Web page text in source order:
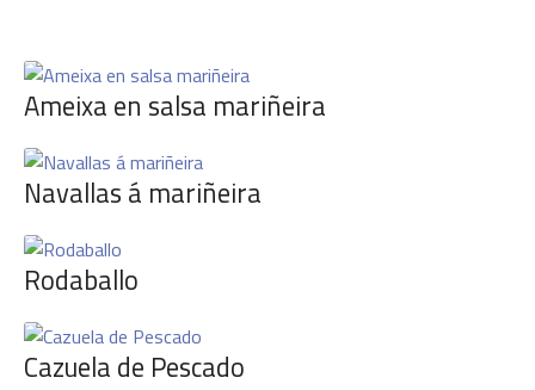
Ameixa en salsa mariñeira
Navallas á mariñeira
Rodaballo
Cazuela de Pescado